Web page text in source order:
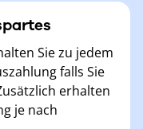
Sie zu jedem
falls Sie
erhalten
je nach